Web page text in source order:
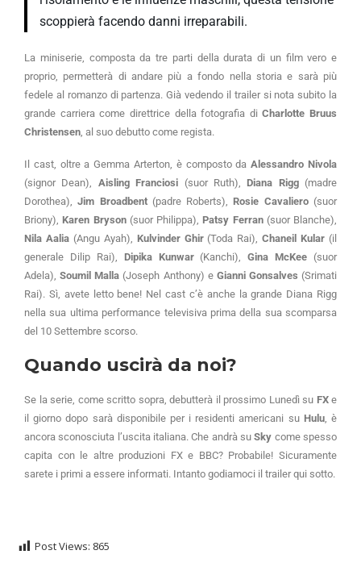
scoppierà facendo danni irreparabili.
La miniserie, composta da tre parti della durata di un film vero e
proprio, permetterà di andare più a fondo nella storia e sarà più
fedele al romanzo di partenza. Già vedendo il trailer si nota subito la
grande carriera come direttrice della fotografia diCharlotte Bruus
Christensen, al suo debutto come regista.
Il cast, oltre a Gemma Arterton, è composto daAlessandro Nivola
(signor Dean), Aisling Franciosi (suor Ruth), Diana Rigg(madre
Dorothea),Jim Broadbent(padre Roberts), Rosie Cavaliero(suor
Briony), Karen Bryson(suor Philippa), Patsy Ferran(suor Blanche),
Nila Aalia(Angu Ayah), Kulvinder Ghir(Toda Rai),Chaneil Kular (il
generale Dilip Rai), Dipika Kunwar(Kanchi),Gina McKee (suor
Adela),Soumil Malla (Joseph Anthony) e Gianni Gonsalves (Srimati
Rai). Sì, avete letto bene! Nel cast c’è anche la grande Diana Rigg
nella sua ultima performance televisiva prima della sua scomparsa
del 10 Settembre scorso.
Quando uscirà da noi?
Se la serie, come scritto sopra, debutterà il prossimo Lunedì su FXe
il giorno dopo sarà disponibile per i residenti americani su Hulu, è
ancora sconosciuta l’uscita italiana. Che andrà suSky come spesso
capita con le altre produzioni FX e BBC? Probabile! Sicuramente
sarete i primi a essere informati. Intanto godiamoci il trailer qui sotto.
Post Views: 865